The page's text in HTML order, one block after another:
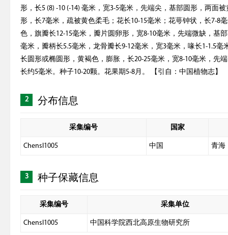
形，长5 (8) -10 (-14) 毫米，宽3-5毫米，先端尖，基部圆形，两
形，长7毫米，疏被黄色柔毛；花长10-15毫米；花萼钟状，长7-8
色，旗瓣长12-15毫米，瓣片圆卵形，宽8-10毫米，先端微缺，基
毫米，瓣柄长5.5毫米，龙骨瓣长9-12毫米，宽3毫米，喙长1-1.5
长圆形或椭圆形，黄褐色，膨胀，长20-25毫米，宽8-10毫米，先
长约5毫米。种子10-20颗。花果期5-8月。 【引自：中国植物志】
2 分布信息
采集编号 国家
Chensl1005 中国 青海
3 种子保藏信息
采集编号 采集单位
Chensl1005 中国科学院西北高原生物研究所